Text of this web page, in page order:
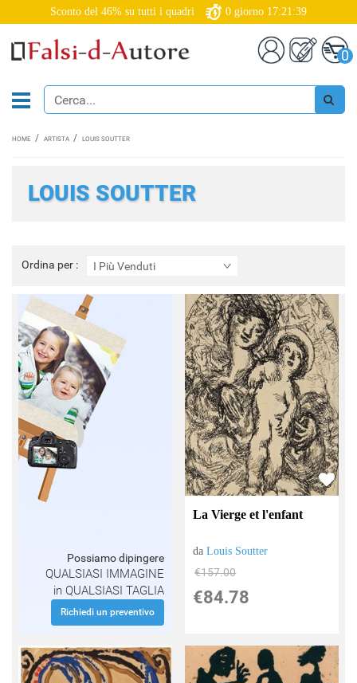
Sconto del 46% su tutti i quadri 0 giorno 17:21:38
0
HOME ARTISTA LOUIS SOUTTER
LOUIS SOUTTER
Ordina per : I Più Venduti
Ordina
per
Possiamo dipingere
QUALSIASI IMMAGINE
in QUALSIASI TAGLIA
Richiedi un preventivo
La Vierge et l'enfant
daLouis Soutter
€157.00
€84.78